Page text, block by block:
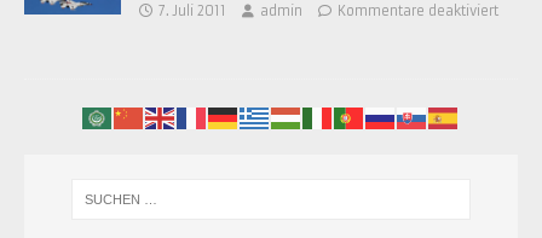
7. Juli 2011 admin Kommentare deaktiviert